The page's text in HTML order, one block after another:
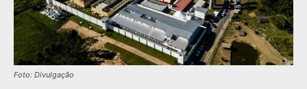
Foto: Divulgação